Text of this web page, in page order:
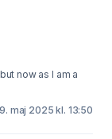
I am a
maj 2025 kl. 13:50